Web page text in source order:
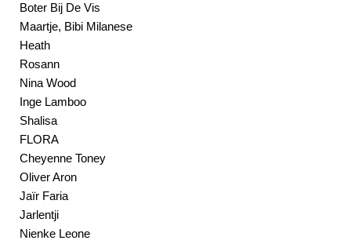
Boter Bij De Vis
Maartje, Bibi Milanese
Heath
Rosann
Nina Wood
Inge Lamboo
Shalisa
FLORA
Cheyenne Toney
Oliver Aron
Jaïr Faria
Jarlentji
Nienke Leone